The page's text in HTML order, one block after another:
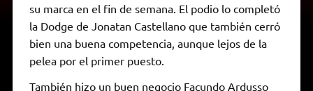
su marca en el fin de semana. El podio lo completó
la Dodge de Jonatan Castellano que también cerró
bien una buena competencia, aunque lejos de la
pelea por el primer puesto.
También hizo un buen negocio Facundo Ardusso